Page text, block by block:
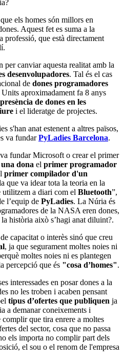
els homes són millors en
Aquest fet es suma a la
professió, que està directament
canviar aquesta realitat amb la
desenvolupadores. Tal és el cas
de dones programadores
aproximadament fa 8 anys
de dones en les
i el lideratge de projectes.
s'han anat estenent a altres països,
va fundarPyLadies Barcelona.
fundar Microsoft o crear el primer
una dona el primer programador
primer compilador d'un
que va idear tota la teoria en la
utilitzem a diari com el Bluetooth”,
l’equip de PyLadies. La Núria és
de la NASA eren dones,
història això s’hagi anat diluint?.
capacitat o interès sinó que creu
, ja que segurament moltes noies ni
moltes noies ni es plantegen
percepció que és "cosa d’homes".
interessades en posar dones a la
no les troben i acaben pensant
tipus d’ofertes que publiquen ja
a demanar coneixements i
que tira enrere a moltes
del sector, cosa que no passa
els importa no complir part dels
el sou o el renom de l'empresa